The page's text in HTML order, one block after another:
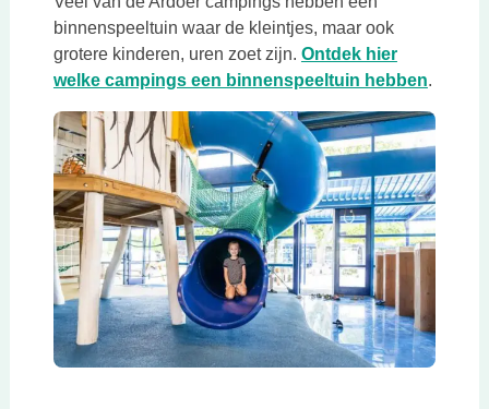
binnenspeeltuin waar de kleintjes, maar ook
grotere kinderen, uren zoet zijn. Ontdek hier
welke campings een binnenspeeltuin hebbenDeze
.